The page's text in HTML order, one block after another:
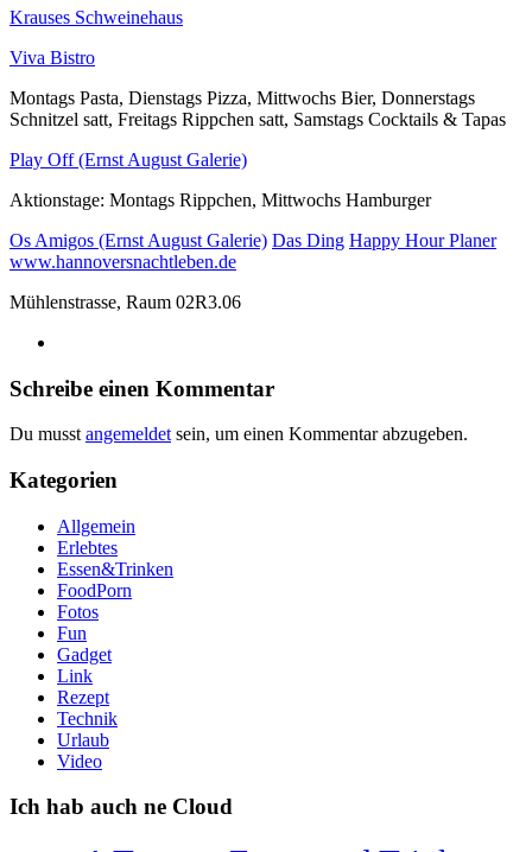
Krauses Schweinehaus
Viva Bistro
Montags Pasta, Dienstags Pizza, Mittwochs Bier, Donnerstags
Schnitzel satt, Freitags Rippchen satt, Samstags Cocktails & Tapas
Play Off (Ernst August Galerie)
Aktionstage: Montags Rippchen, Mittwochs Hamburger
Os Amigos (Ernst August Galerie) Das Ding Happy Hour Planer
www.hannoversnachtleben.de
Mühlenstrasse, Raum 02R3.06
Schreibe einen Kommentar
Du musst angemeldet sein, um einen Kommentar abzugeben.
Kategorien
Allgemein
Erlebtes
Essen&Trinken
FoodPorn
Fotos
Fun
Gadget
Link
Rezept
Technik
Urlaub
Video
Ich hab auch ne Cloud